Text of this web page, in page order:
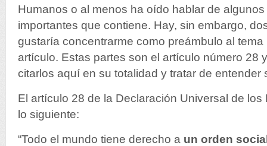
Humanos o al menos ha oído hablar de
importantes que contiene. Hay, sin embargo,
gustaría concentrarme como preámbulo al
artículo. Estas partes son el artículo número 28
citarlos aquí en su totalidad y tratar de entender
El artículo 28 de la Declaración Universal de
lo siguiente:
“Todo el mundo tiene derecho a un orden